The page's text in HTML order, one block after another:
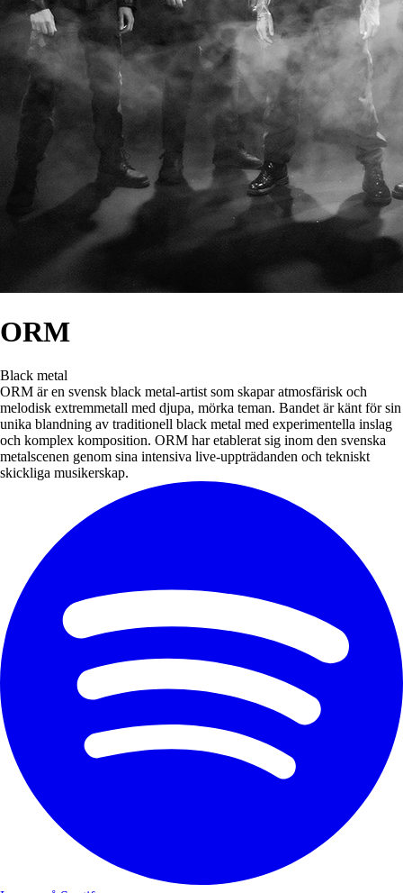
ORM
Black metal
ORM är en svensk black metal-artist som skapar atmosfärisk och
melodisk extremmetall med djupa, mörka teman. Bandet är känt för sin
unika blandning av traditionell black metal med experimentella inslag
och komplex komposition. ORM har etablerat sig inom den svenska
metalscenen genom sina intensiva live-uppträdanden och tekniskt
skickliga musikerskap.